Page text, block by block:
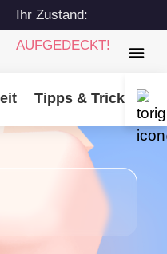
Ihr Zustand:
AUFGEDECKT!
Tipps & Tricks